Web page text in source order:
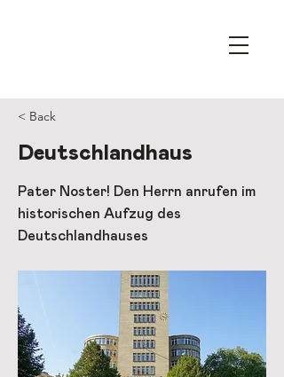
< Back
Deutschlandhaus
Pater Noster! Den Herrn anrufen im
historischen Aufzug des
Deutschlandhauses